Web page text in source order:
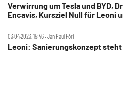
Verwirrung um Tesla und BYD,
Encavis, Kursziel Null für Leoni
03.04.2023, 15:46 ‧ Jan Paul Fóri
Leoni: Sanierungskonzept